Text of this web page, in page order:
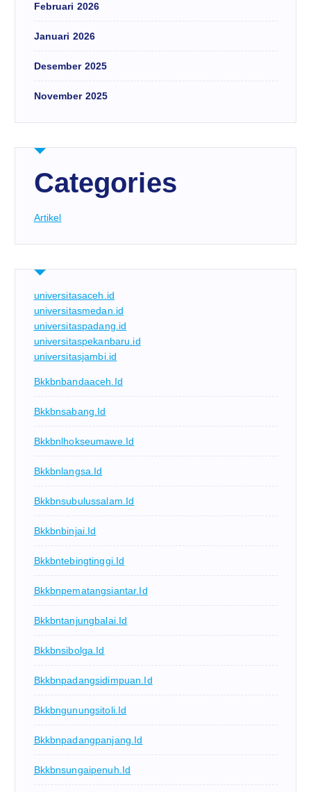
Februari 2026
Januari 2026
Desember 2025
November 2025
Categories
Artikel
universitasaceh.id
universitasmedan.id
universitaspadang.id
universitaspekanbaru.id
universitasjambi.id
Bkkbnbandaaceh.id
Bkkbnsabang.id
Bkkbnlhokseumawe.id
Bkkbnlangsa.id
Bkkbnsubulussalam.id
Bkkbnbinjai.id
Bkkbntebingtinggi.id
Bkkbnpematangsiantar.id
Bkkbntanjungbalai.id
Bkkbnsibolga.id
Bkkbnpadangsidimpuan.id
Bkkbngunungsitoli.id
Bkkbnpadangpanjang.id
Bkkbnsungaipenuh.id